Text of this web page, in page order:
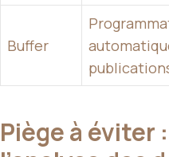
Buffer
Piège à éviter